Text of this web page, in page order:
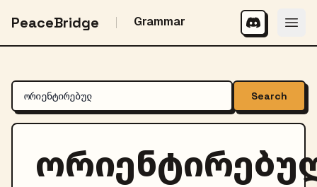
PeaceBridge Grammar
Search